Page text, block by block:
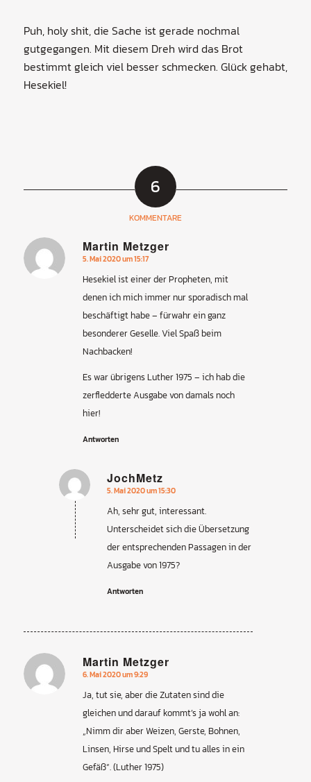
Puh, holy shit, die Sache ist gerade nochmal
gutgegangen. Mit diesem Dreh wird das Brot
bestimmt gleich viel besser schmecken. Glück gehabt,
Hesekiel!
6
KOMMENTARE
Martin Metzger
sagte:
5. Mai 2020 um 15:17
Hesekiel ist einer der Propheten, mit
denen ich mich immer nur sporadisch mal
beschäftigt habe – fürwahr ein ganz
besonderer Geselle. Viel Spaß beim
Nachbacken!
Es war übrigens Luther 1975 – ich hab die
zerfledderte Ausgabe von damals noch
hier!
Antworten
JochMetz
sagte:
5. Mai 2020 um 15:30
Ah, sehr gut, interessant.
Unterscheidet sich die Übersetzung
der entsprechenden Passagen in der
Ausgabe von 1975?
Antworten
Martin Metzger
sagte:
6. Mai 2020 um 9:29
Ja, tut sie, aber die Zutaten sind die
gleichen und darauf kommt’s ja wohl an:
„Nimm dir aber Weizen, Gerste, Bohnen,
Linsen, Hirse und Spelt und tu alles in ein
Gefäß“. (Luther 1975)